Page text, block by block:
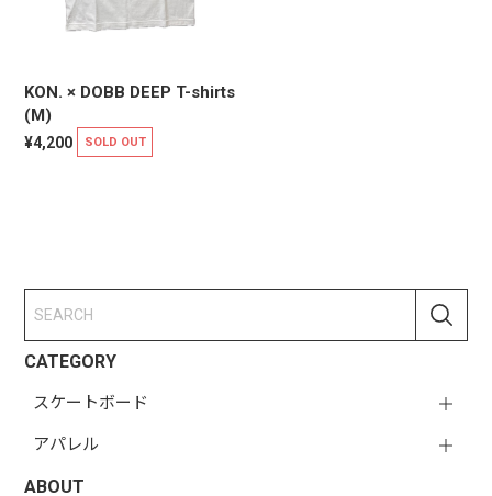
CATEGORY
スケートボード
アパレル
ABOUT
KON. × DOBB DEEP T-shirts
(M)
¥4,200 SOLD OUT